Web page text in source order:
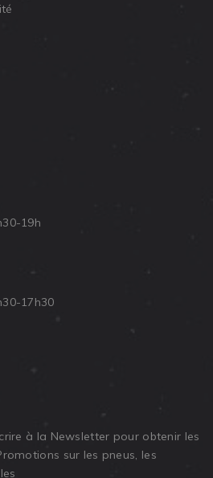
19h
17h30
à la Newsletter pour obtenir les
sur les pneus, les